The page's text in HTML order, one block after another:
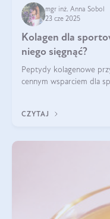
mgr inż. Anna Sobol
23 cze 2025
Kolagen dla
niego sięgnąć?
Peptydy kolagenowe
cennym wsparciem dla
CZYTAJ